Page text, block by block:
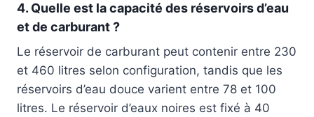
4. Quelle est la capacité des réservoirs d’eau
et de carburant ?
Le réservoir de carburant peut contenir entre 230
et 460 litres selon configuration, tandis que les
réservoirs d’eau douce varient entre 78 et 100
litres. Le réservoir d’eaux noires est fixé à 40